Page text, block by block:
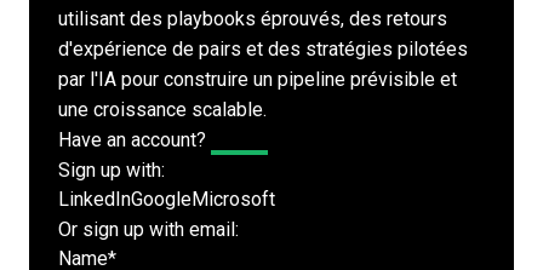
utilisant des playbooks éprouvés, des retours
d'expérience de pairs et des stratégies pilotées
par l'IA pour construire un pipeline prévisible et
une croissance scalable.
Have an account?
Sign up with:
LinkedInGoogleMicrosoft
Or sign up with email:
Name*